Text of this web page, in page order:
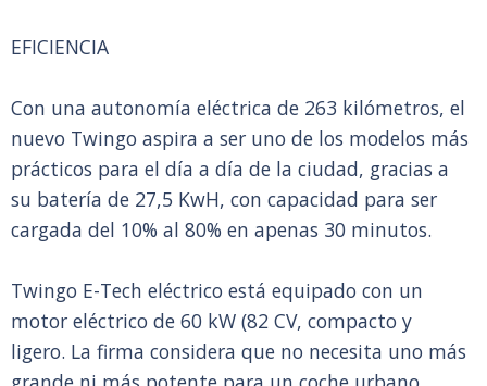
EFICIENCIA
Con una autonomía eléctrica de 263 kilómetros, el
nuevo Twingo aspira a ser uno de los modelos más
prácticos para el día a día de la ciudad, gracias a
su batería de 27,5 KwH, con capacidad para ser
cargada del 10% al 80% en apenas 30 minutos.
Twingo E-Tech eléctrico está equipado con un
motor eléctrico de 60 kW (82 CV, compacto y
ligero. La firma considera que no necesita uno más